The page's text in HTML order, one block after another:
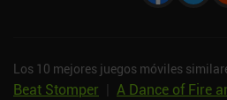
Los 10 mejores juegos móviles
Beat Stomper A Dance of Fire